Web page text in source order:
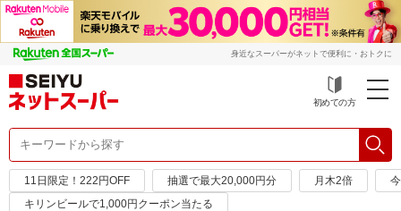
身近なスーパーがネットで便利に・おトクに
初めての方
11日限定！222円OFF 抽選で最大20,000円分 月木2倍
キリンビールで1,000円クーポン当たる